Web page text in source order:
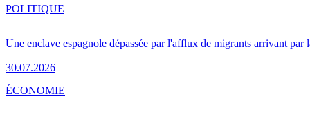
Une enclave espagnole dépassée par l'afflux de migrants arrivant par
30.07.2026
POLITIQUE
ÉCONOMIE